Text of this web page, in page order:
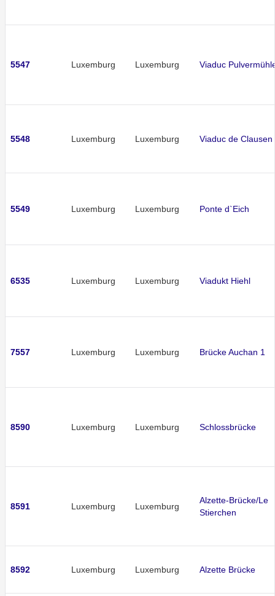
5547 Luxemburg Luxemburg Viaduc
5548 Luxemburg Luxemburg Viaduc de Clausen
5549 Luxemburg Luxemburg Ponte d`Eich
6535 Luxemburg Luxemburg Viadukt Hiehl
7557 Luxemburg Luxemburg Brücke Auchan 1
8590 Luxemburg Luxemburg Schlossbrücke
8591 Luxemburg Luxemburg
Alzette-Brücke/Le
Stierchen
8592 Luxemburg Luxemburg Alzette Brücke